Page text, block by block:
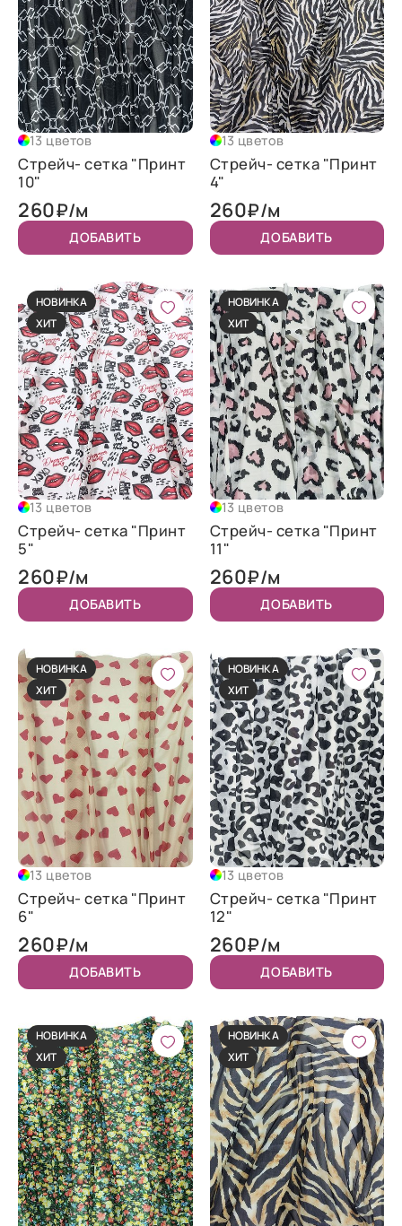
13 цветов
Стрейч- сетка "Принт
10"
260₽/м
ДОБАВИТЬ
13 цветов
Стрейч- сетка "Принт
4"
260₽/м
ДОБАВИТЬ
НОВИНКА
ХИТ
13 цветов
Стрейч- сетка "Принт
5"
260₽/м
ДОБАВИТЬ
НОВИНКА
ХИТ
13 цветов
Стрейч- сетка "Принт
11"
260₽/м
ДОБАВИТЬ
НОВИНКА
ХИТ
13 цветов
Стрейч- сетка "Принт
6"
260₽/м
ДОБАВИТЬ
НОВИНКА
ХИТ
13 цветов
Стрейч- сетка "Принт
12"
260₽/м
ДОБАВИТЬ
НОВИНКА
ХИТ
НОВИНКА
ХИТ